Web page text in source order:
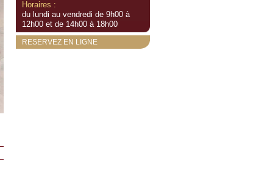
Horaires :
du lundi au vendredi de 9h00 à
12h00 et de 14h00 à 18h00
RESERVEZ EN LIGNE